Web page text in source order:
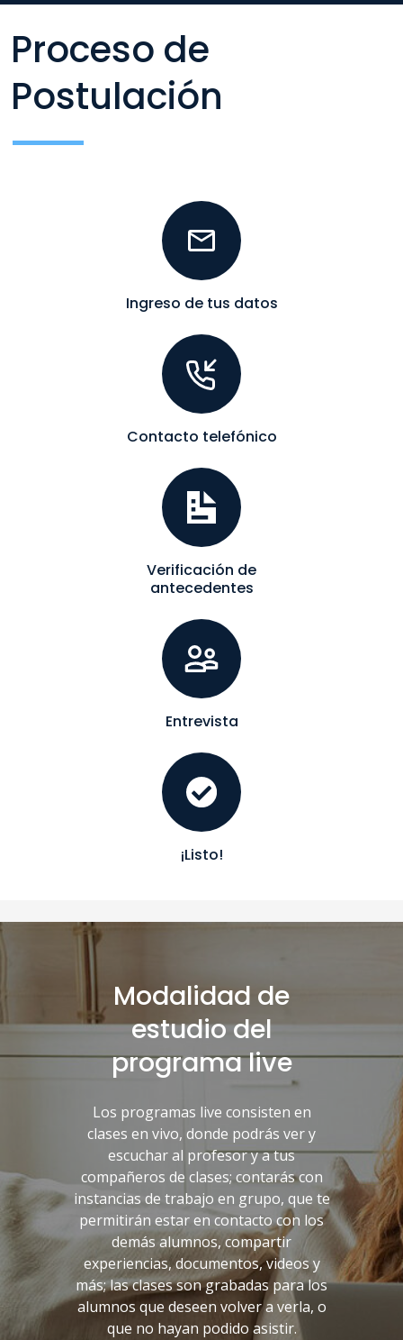
Proceso de
Postulación
Ingreso de tus datos
Contacto telefónico
Verificación de
antecedentes
Entrevista
¡Listo!
Modalidad de
estudio del
programa live
Los programas live consisten en
clases en vivo, donde podrás ver y
escuchar al profesor y a tus
compañeros de clases; contarás con
instancias de trabajo en grupo, que te
permitirán estar en contacto con los
demás alumnos, compartir
experiencias, documentos, videos y
más; las clases son grabadas para los
alumnos que deseen volver a verla, o
que no hayan podido asistir.